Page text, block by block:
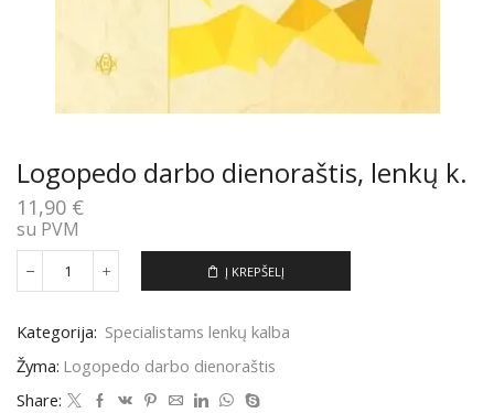
Logopedo darbo dienoraštis, lenkų k.
11,90 €
su PVM
produkto
darbo
dienoraštis,
lenkų
k.
Į KREPŠELĮ
Kategorija: Specialistams lenkų kalba
Žyma: Logopedo darbo dienoraštis
Share: